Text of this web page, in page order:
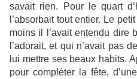
savait rien. Pour le quart
l’absorbait tout entier. Le
moins il l’avait entendu dire
l’adorait, et qui n’avait pas
lui mettre ses beaux habits.
pour compléter la fête,